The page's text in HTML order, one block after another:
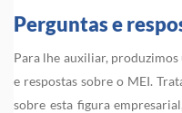
Perguntas e
Para lhe auxiliar,
e respostas sobre o MEI.
sobre esta figura